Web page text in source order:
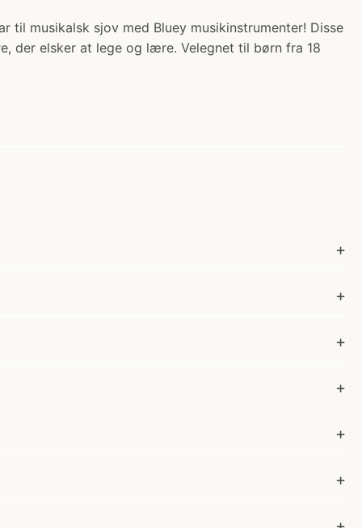
til musikalsk sjov med Bluey musikinstrumenter! Disse
der elsker at lege og lære. Velegnet til børn fra 18